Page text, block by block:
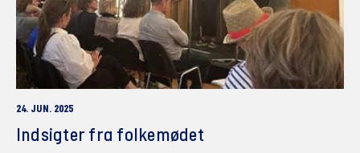
24. JUN. 2025
Indsigter fra folkemødet